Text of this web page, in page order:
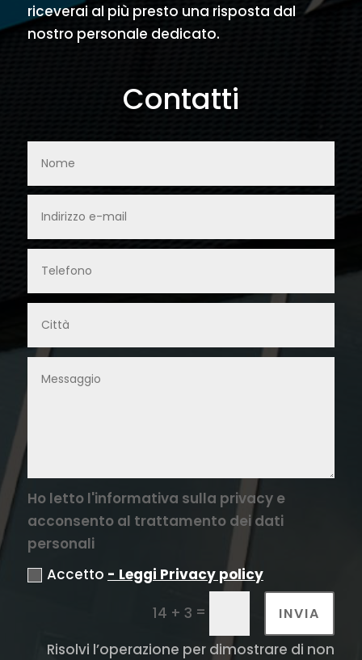
riceverai al più presto una risposta dal
nostro personale dedicato.
Contatti
Ho letto l'informativa sulla privacy e
acconsento al trattamento dei dati
personali
Accetto - Leggi Privacy policy
14 + 3 = INVIA
Risolvi l’operazione per dimostrare di non